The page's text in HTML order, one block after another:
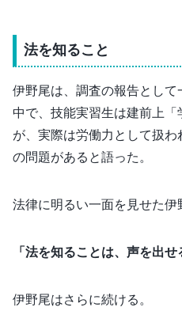
法を知ること
伊野尾は、調査の報告とし
中で、技能実習生は建前上
が、実際は労働力として扱わ
の問題があると語った。
法律に明るい一面を見せた伊
「法を知ることは、声を出せ
伊野尾はさらに続ける。